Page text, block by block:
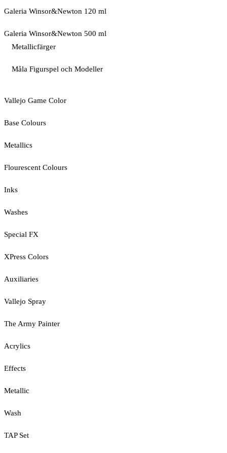
Galeria Winsor&Newton 120 ml
Galeria Winsor&Newton 500 ml
Metallicfärger
Måla Figurspel och Modeller
Vallejo Game Color
Base Colours
Metallics
Flourescent Colours
Inks
Washes
Special FX
XPress Colors
Auxiliaries
Vallejo Spray
The Army Painter
Acrylics
Effects
Metallic
Wash
TAP Set